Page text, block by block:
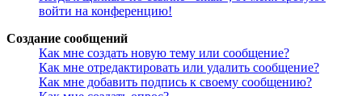
войти на конференцию!
Создание сообщений
Как мне создать новую тему или сообщение?
Как мне отредактировать или удалить сообщение?
Как мне добавить подпись к своему сообщению?